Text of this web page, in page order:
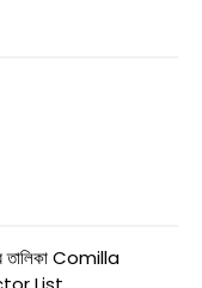
তালিকা Comilla